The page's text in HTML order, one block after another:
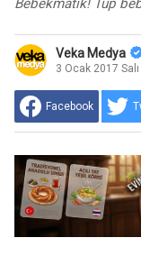
Bebekmatik! Tüp
Veka Medya
3 Ocak 2017 Salı
Facebook